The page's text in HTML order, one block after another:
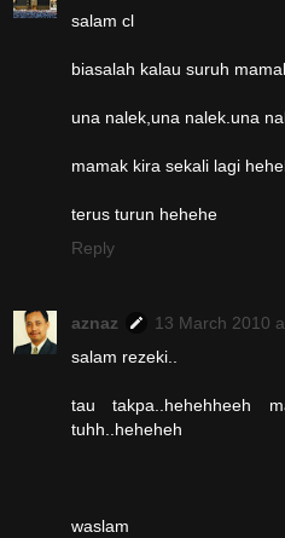
salam cl
biasalah kalau suruh
una nalek,una nalek.una
mamak kira sekali lagi
terus turun hehehe
Reply
aznaz
13 March 2010
salam rezeki..
tau
tuhh..heheheh
waslam